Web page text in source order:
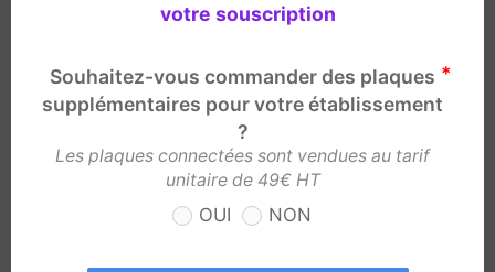
votre souscription
Souhaitez-vous commander des plaques
supplémentaires pour votre établissement
?
Les plaques connectées sont vendues au tarif
unitaire de 49€ HT
OUI NON